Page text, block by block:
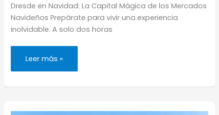
Dresde en Navidad: La Capital Mágica de los Mercados
Navideños Prepárate para vivir una experiencia
inolvidable. A solo dos horas
Dresde:
mercados
más
Leer más »